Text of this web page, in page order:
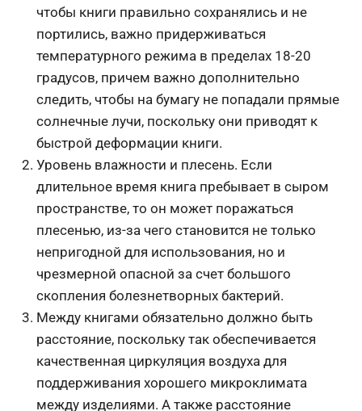
чтобы книги правильно сохранялись и не
портились, важно придерживаться
температурного режима в пределах 18-20
градусов, причем важно дополнительно
следить, чтобы на бумагу не попадали прямые
солнечные лучи, поскольку они приводят к
быстрой деформации книги.
Уровень влажности и плесень. Если
длительное время книга пребывает в сыром
пространстве, то он может поражаться
плесенью, из-за чего становится не только
непригодной для использования, но и
чрезмерной опасной за счет большого
скопления болезнетворных бактерий.
Между книгами обязательно должно быть
расстояние, поскольку так обеспечивается
качественная циркуляция воздуха для
поддерживания хорошего микроклимата
между изделиями. А также расстояние